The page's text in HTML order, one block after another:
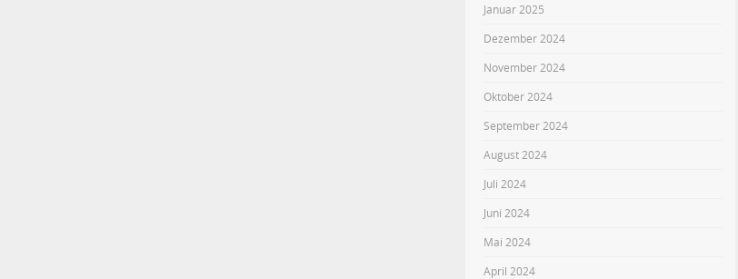
Januar 2025
Dezember 2024
November 2024
Oktober 2024
September 2024
August 2024
Juli 2024
Juni 2024
Mai 2024
April 2024